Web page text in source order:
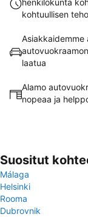
henkilökunta
kohtuullisen
Asiakkaidemme
laatua
Alamo
nopeaa ja
Suositut
Málaga
Helsinki
Rooma
Dubrovnik